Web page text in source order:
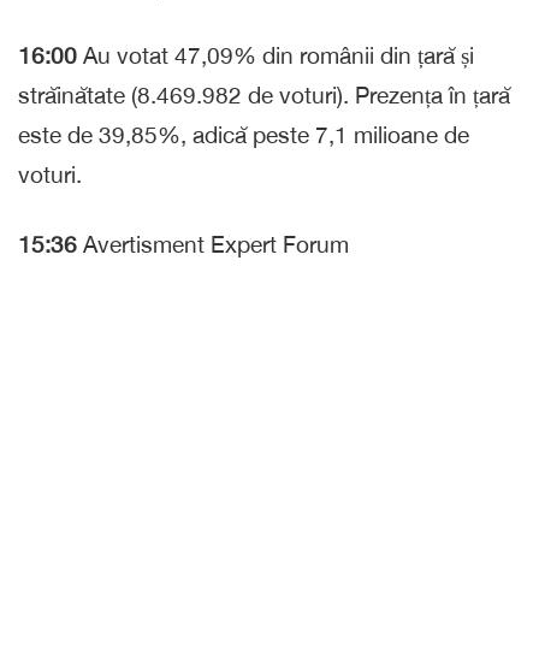
16:00 Au votat 47,09% din românii din țară și
străinătate (8.469.982 de voturi). Prezența în țară
este de 39,85%, adică peste 7,1 milioane de
voturi.
15:36 Avertisment Expert Forum